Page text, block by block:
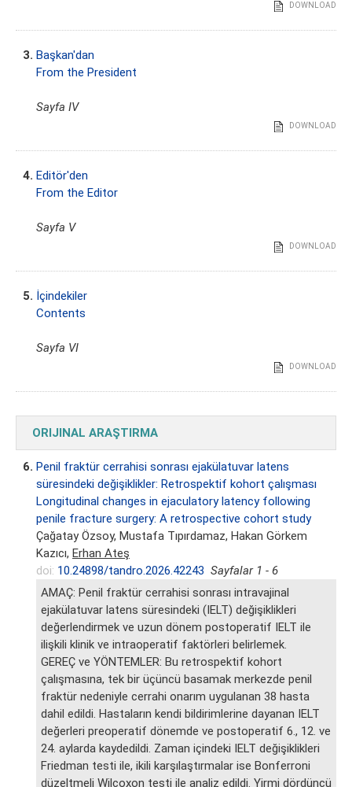
DOWNLOAD
3. Başkan'dan
From the President
Sayfa IV
DOWNLOAD
4. Editör'den
From the Editor
Sayfa V
DOWNLOAD
5. İçindekiler
Contents
Sayfa VI
DOWNLOAD
ORIJINAL ARAŞTIRMA
6. Penil fraktür cerrahisi sonrası ejakülatuvar latens
süresindeki değişiklikler: Retrospektif kohort çalışması
Longitudinal changes in ejaculatory latency following
penile fracture surgery: A retrospective cohort study
Çağatay Özsoy, Mustafa Tıpırdamaz, Hakan Görkem
Kazıcı, Erhan Ateş
doi: 10.24898/tandro.2026.42243 Sayfalar 1 - 6
AMAÇ: Penil fraktür cerrahisi sonrası intravajinal
ejakülatuvar latens süresindeki (IELT) değişiklikleri
değerlendirmek ve uzun dönem postoperatif IELT ile
ilişkili klinik ve intraoperatif faktörleri belirlemek.
GEREÇ ve YÖNTEMLER: Bu retrospektif kohort
çalışmasına, tek bir üçüncü basamak merkezde penil
fraktür nedeniyle cerrahi onarım uygulanan 38 hasta
dahil edildi. Hastaların kendi bildirimlerine dayanan IELT
değerleri preoperatif dönemde ve postoperatif 6., 12. ve
24. aylarda kaydedildi. Zaman içindeki IELT değişiklikleri
Friedman testi ile, ikili karşılaştırmalar ise Bonferroni
düzeltmeli Wilcoxon testi ile analiz edildi. Yirmi dördüncü